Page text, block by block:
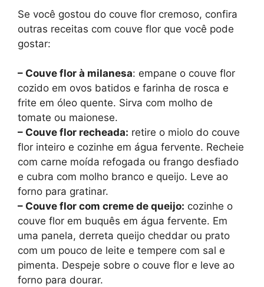
Se você gostou do couve flor cremoso, confira
outras receitas com couve flor que você pode
gostar:
– Couve flor à milanesa: empane o couve flor
cozido em ovos batidos e farinha de rosca e
frite em óleo quente. Sirva com molho de
tomate ou maionese.
– Couve flor recheada: retire o miolo do couve
flor inteiro e cozinhe em água fervente. Recheie
com carne moída refogada ou frango desfiado
e cubra com molho branco e queijo. Leve ao
forno para gratinar.
– Couve flor com creme de queijo: cozinhe o
couve flor em buquês em água fervente. Em
uma panela, derreta queijo cheddar ou prato
com um pouco de leite e tempere com sal e
pimenta. Despeje sobre o couve flor e leve ao
forno para dourar.